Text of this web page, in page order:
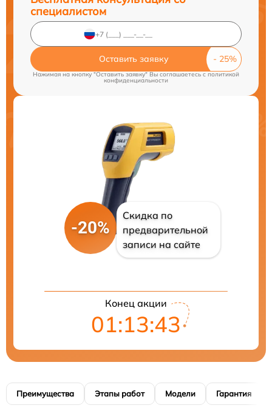
специалистом
Оставить заявку
Нажимая на кнопку "Оставить заявку" Вы соглашаетесь cполитикой
конфиденциальности
-20%
Скидка по
предварительной
записи на сайте
Конец акции
01:13:42
Преимущества Этапы работ Модели Гарантия